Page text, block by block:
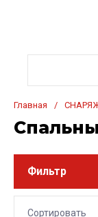
Главная /
Фильтр
Сортировать